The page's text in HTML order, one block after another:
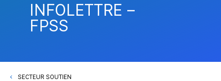
INFOLETTRE –
FPSS
SECTEUR SOUTIEN